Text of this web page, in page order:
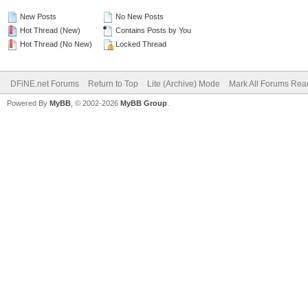
New Posts
Hot Thread (New)
Hot Thread (No New)
No New Posts
Contains Posts by You
Locked Thread
DFiNE.net Forums Return to Top Lite (Archive) Mode Mark All Forums
Powered By MyBB , © 2002-2026 MyBB Group